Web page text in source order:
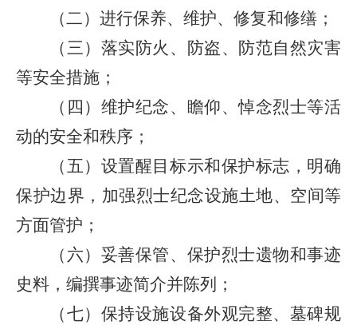
（二）进行保养、维护、修复和修缮；
（三）落实防火、防盗、防范自然灾害
等安全措施；
（四）维护纪念、瞻仰、悼念烈士等活
动的安全和秩序；
（五）设置醒目标示和保护标志，明确
保护边界，加强烈士纪念设施土地、空间等
方面管护；
（六）妥善保管、保护烈士遗物和事迹
史料，编撰事迹简介并陈列；
（七）保持设施设备外观完整、墓碑规